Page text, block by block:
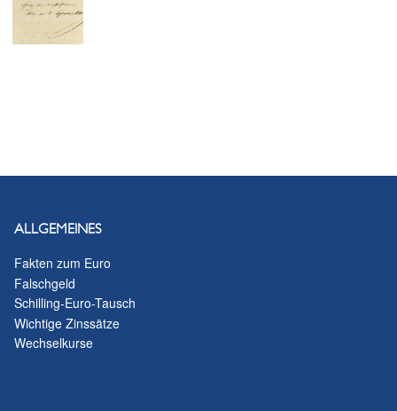
ALLGEMEINES
Fakten zum Euro
Falschgeld
Schilling-Euro-Tausch
Wichtige Zinssätze
Wechselkurse